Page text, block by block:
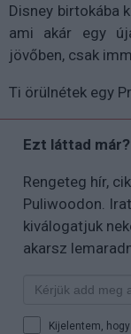
Disney birtokába
ami akár egy
jövőben, csak
Ti örülnétek egy
Ezt láttad már?
Rengeteg hír,
Puliwoodon.
kiválogatjuk
akarsz
Kijelentem,